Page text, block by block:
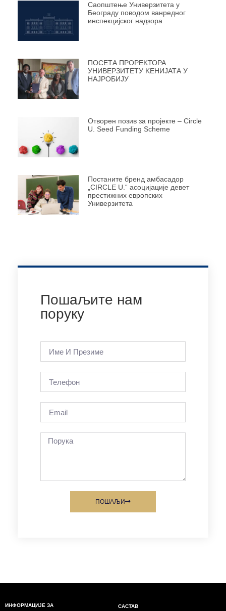
Саопштење Универзитета у
Београду поводом ванредног
инспекцијског надзора
ПОСЕТА ПРОРЕKТОРА
УНИВЕРЗИТЕТУ KЕНИЈАТА У
НАЈРОБИЈУ
Отворен позив за пројекте – Circle
U. Seed Funding Scheme
Постаните бренд амбасадор
„CIRCLE U.“ асоцијације девет
престижних европских
Универзитета
Пошаљите нам
поруку
ПОШАЉИ
ИНФОРМАЦИЈЕ ЗА САСТАВ